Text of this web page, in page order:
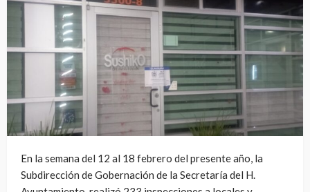
En la semana del 12 al 18 febrero del presente año, la
Subdirección de Gobernación de la Secretaría del H.